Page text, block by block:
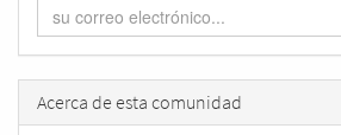
Acerca de esta comunidad